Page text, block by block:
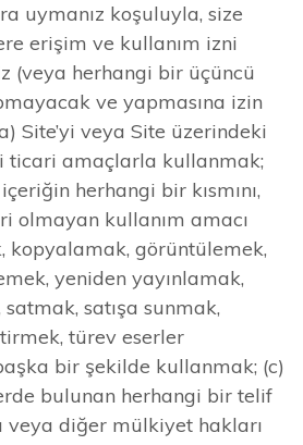
koşuluyla, size
erişim ve kullanım izni
(veya herhangi bir üçüncü
ve yapmasına izin
Site’yi veya Site üzerindeki
ticari amaçlarla kullanmak;
herhangi bir kısmını,
olmayan kullanım amacı
kopyalamak, görüntülemek,
yeniden yayınlamak,
satışa sunmak,
türev eserler
bir şekilde kullanmak; (c)
bulunan herhangi bir telif
veya diğer mülkiyet hakları